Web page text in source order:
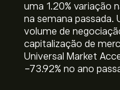
uma ‎1.20‎% variação
na semana passada.
volume de
capitalização de
Universal Market
‎-73.92‎% no ano